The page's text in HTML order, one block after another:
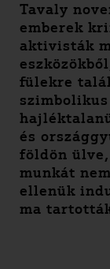
Tavaly
emberek
aktivisták
fülekre
és
földön
munkát
ellenük
ma